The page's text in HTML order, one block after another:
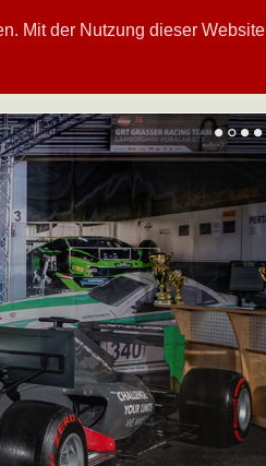
Mit der Nutzung dieser Website